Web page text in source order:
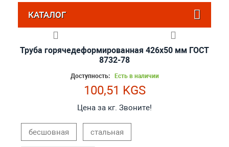
КАТАЛОГ
Труба горячедеформированная 426х50 мм ГОСТ
8732-78
Доступность: Есть в наличии
100,51 KGS
Цена за кг. Звоните!
бесшовная стальная